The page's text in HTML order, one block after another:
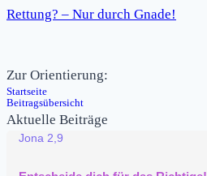
Rettung? – Nur durch Gnade!
Zur Orientierung:
Startseite
Beitragsübersicht
Aktuelle Beiträge
Jona 2,9